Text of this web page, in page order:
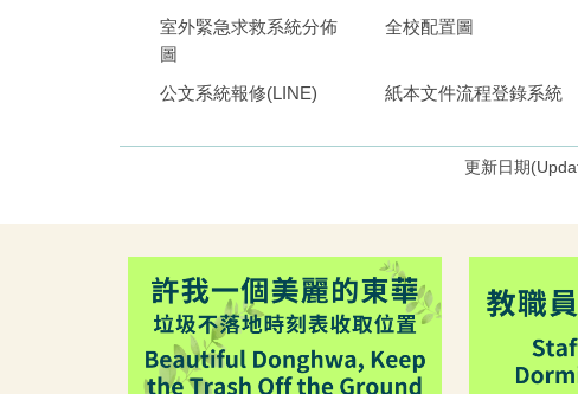
室外緊急求救系統分佈
圖
全校配置圖
公文系統報修(LINE) 紙本文件流程登錄系統